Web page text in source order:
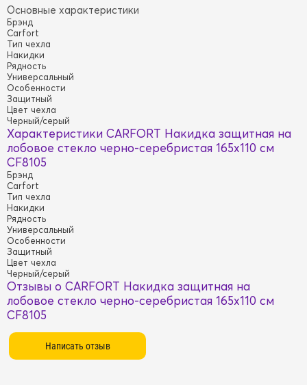
Основные характеристики
Брэнд
Carfort
Тип чехла
Накидки
Рядность
Универсальный
Особенности
Защитный
Цвет чехла
Черный/серый
Характеристики CARFORT Накидка защитная на
лобовое стекло черно-серебристая 165х110 см
CF8105
Брэнд
Carfort
Тип чехла
Накидки
Рядность
Универсальный
Особенности
Защитный
Цвет чехла
Черный/серый
Отзывы о CARFORT Накидка защитная на
лобовое стекло черно-серебристая 165х110 см
CF8105